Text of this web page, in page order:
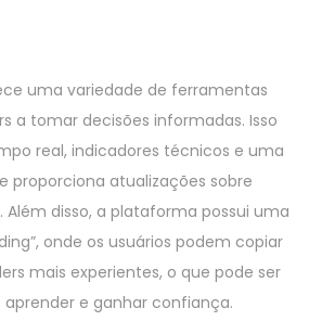
uma variedade de ferramentas
a tomar decisões informadas. Isso
real, indicadores técnicos e uma
proporciona atualizações sobre
disso, a plataforma possui uma
onde os usuários podem copiar
mais experientes, o que pode ser
e ganhar confiança.